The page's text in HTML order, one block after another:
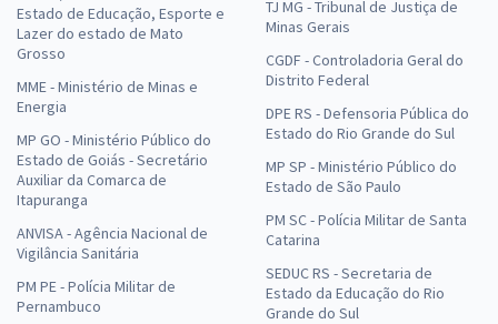
Estado de Educação, Esporte e
Lazer do estado de Mato
Grosso
MME - Ministério de Minas e
Energia
MP GO - Ministério Público do
Estado de Goiás - Secretário
Auxiliar da Comarca de
Itapuranga
ANVISA - Agência Nacional de
Vigilância Sanitária
PM PE - Polícia Militar de
Pernambuco
TJ MG - Tribunal de Justiça de
Minas Gerais
CGDF - Controladoria Geral do
Distrito Federal
DPE RS - Defensoria Pública do
Estado do Rio Grande do Sul
MP SP - Ministério Público do
Estado de São Paulo
PM SC - Polícia Militar de Santa
Catarina
SEDUC RS - Secretaria de
Estado da Educação do Rio
Grande do Sul